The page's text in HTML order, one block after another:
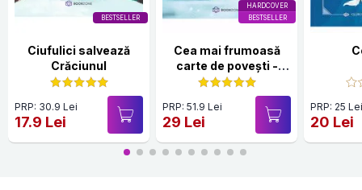
BESTSELLER
Ciufulici salvează
Crăciunul
PRP: 30.9 Lei
17.9 Lei
HARDCOVER
BESTSELLER
Cea mai frumoasă
carte de povești -
Editie cartonată
PRP: 51.9 Lei
29 Lei
PRP: 25
20 Lei